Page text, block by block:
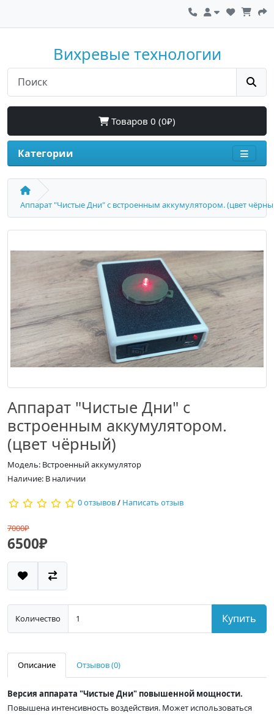
Вихревые технологии
Товаров 0 (0₽)
Категории
Аппарат "Чистые Дни" с встроенным аккумулятором. (цвет
Аппарат "Чистые Дни" с
встроенным аккумулятором.
(цвет чёрный)
Модель: Встроенный аккумулятор
Наличие: В наличии
0 отзывов/ Написать отзыв
7000₽
6500₽
Количество Купить
Описание Отзывов (0)
Версия аппарата "Чистые Дни" повышенной мощности.
Повышена интенсивность воздействия. Может использоваться